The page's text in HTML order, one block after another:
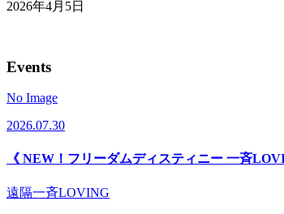
2026年4月5日
Events
No Image
2026.07.30
《 NEW！フリーダムディスティニー 一斉
遠隔一斉LOVING